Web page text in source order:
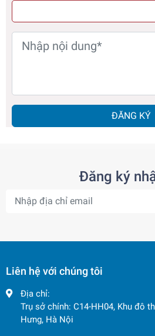
ĐĂNG KÝ
Đăng ký
Liên hệ với chúng tôi
Địa chỉ:
Trụ sở chính: C14-HH04, Khu đô
Hưng, Hà Nội